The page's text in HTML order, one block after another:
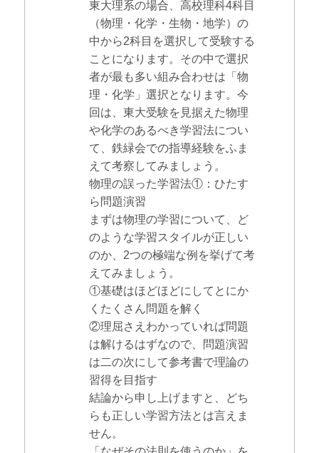
東大理系の場合、高校理科4科目
（物理・化学・生物・地学）の
中から2科目を選択して受験する
ことになります。その中で選択
者が最も多い組み合わせは「物
理・化学」選択となります。今
回は、東大受験を見据えた物理
や化学のあるべき学習法につい
て、鉄緑会での指導経験をふま
えて考察してみましょう。
物理の誤った学習法①：ひたす
ら問題演習
まずは物理の学習について、ど
のような学習スタイルが正しい
のか、2つの極端な例を挙げて考
えてみましょう。
①基礎はほどほどにしてとにか
くたくさん問題を解く
②理屈さえわかっていれば問題
は解けるはずなので、問題演習
は二の次にして参考書で理論の
習得を目指す
結論から申し上げますと、どち
らも正しい学習方法とは言えま
せん。